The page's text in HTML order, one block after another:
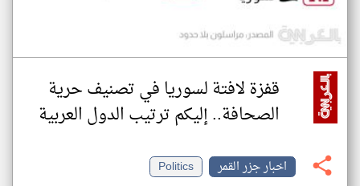
قفزة لافتة لسوريا في تصنيف حرية
الصحافة.. إليكم ترتيب الدول العربية
اخبار جزر القمر
Politics